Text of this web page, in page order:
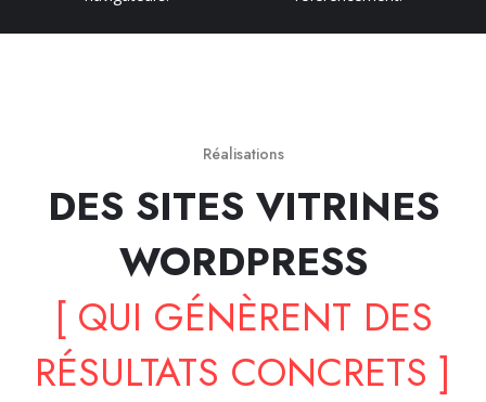
Réalisations
DES SITES VITRINES
WORDPRESS
[ QUI GÉNÈRENT DES
RÉSULTATS CONCRETS ]